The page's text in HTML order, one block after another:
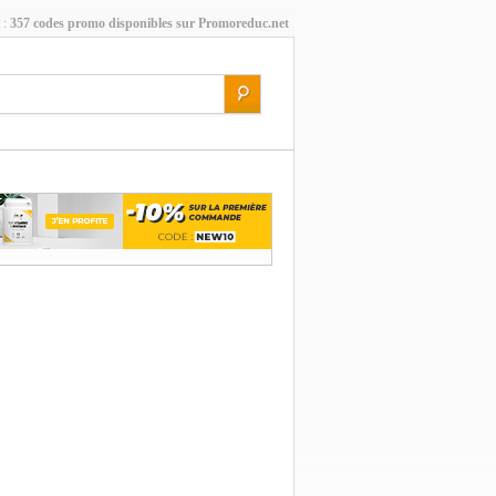
: 357 codes promo disponibles sur Promoreduc.net